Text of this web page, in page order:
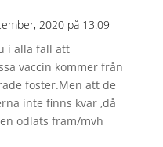
2020 på 13:09
i alla fall att
vaccin kommer från
foster.Men att de
inte finns kvar ,då
odlats fram/mvh